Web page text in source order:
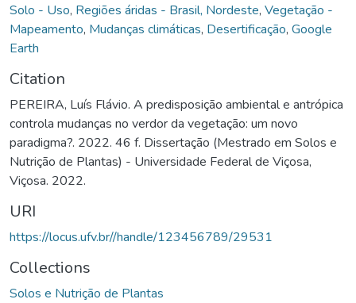
Solo - Uso, Regiões áridas - Brasil, Nordeste, Vegetação -
Mapeamento, Mudanças climáticas, Desertificação, Google
Earth
Citation
PEREIRA, Luís Flávio. A predisposição ambiental e antrópica
controla mudanças no verdor da vegetação: um novo
paradigma?. 2022. 46 f. Dissertação (Mestrado em Solos e
Nutrição de Plantas) - Universidade Federal de Viçosa,
Viçosa. 2022.
URI
https://locus.ufv.br//handle/123456789/29531
Collections
Solos e Nutrição de Plantas